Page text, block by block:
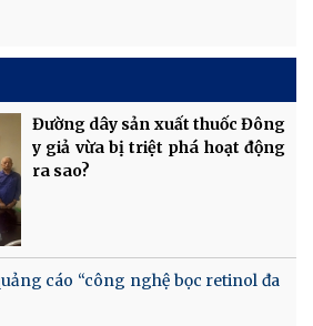
Đường dây sản xuất thuốc Đông
y giả vừa bị triệt phá hoạt động
ra sao?
cáo “công nghệ bọc retinol đa